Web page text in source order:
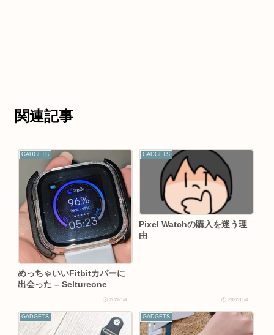
関連記事
GADGETS
めっちゃいいFitbitカバーに
出会った – Seltureone
2022/1/4
GADGETS
Pixel Watchの購入を迷う理
由
2022/11/4
GADGETS GADGETS